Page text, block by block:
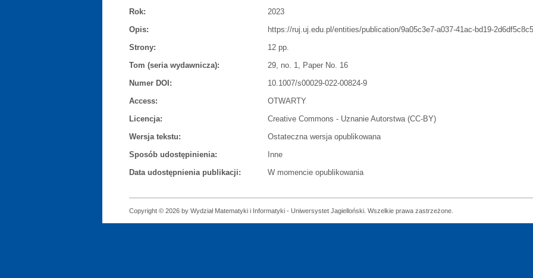
Rok:
2023
Opis:
https://ruj.uj.edu.pl/entities/publication/9a05c3e7-a037-41ac-bd19-
Strony:
12 pp.
Tom (seria wydawnicza):
29, no. 1, Paper No. 16
Numer DOI:
10.1007/s00029-022-00824-9
Access:
OTWARTY
Licencja:
Creative Commons - Uznanie Autorstwa (CC-BY)
Wersja tekstu:
Ostateczna wersja opublikowana
Sposób udostępinienia:
Inne
Data udostępnienia publikacji:
W momencie opublikowania
Copyright © 2026 by Wydział Matematyki i Informatyki - Uniwersystet Jagielloński. Wszelkie prawa zastrzeżone.